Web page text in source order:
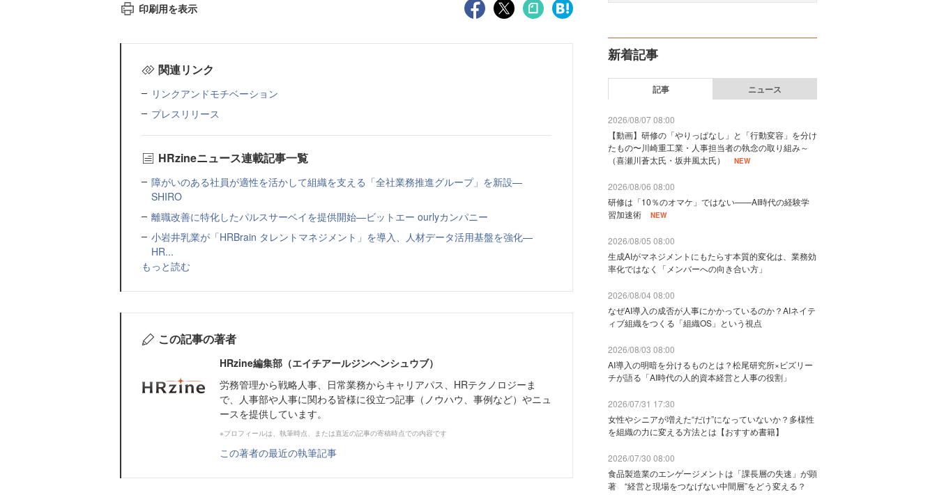
印刷用を表示
関連リンク
リンクアンドモチベーション
プレスリリース
HRzineニュース連載記事一覧
障がいのある社員が適性を活かして組織を支える「全社業務推進グループ」を新設—
SHIRO
離職改善に特化したパルスサーベイを提供開始—ビットエー ourlyカンパニー
小岩井乳業が「HRBrain タレントマネジメント」を導入、人材データ活用基盤を強化—
HR...
もっと読む
この記事の著者
HRzine編集部（エイチアールジンヘンシュウブ）
労務管理から戦略人事、日常業務からキャリアパス、HRテクノロジーま
で、人事部や人事に関わる皆様に役立つ記事（ノウハウ、事例など）やニュ
ースを提供しています。
※プロフィールは、執筆時点、または直近の記事の寄稿時点での内容です
この著者の最近の執筆記事
新着記事
記事 ニュース
2026/08/07 08:00
【動画】研修の「やりっぱなし」と「行動変容」を分け
たもの〜川崎重工業・人事担当者の執念の取り組み～
（喜瀬川蒼太氏・坂井風太氏）
NEW
2026/08/06 08:00
研修は「10％のオマケ」ではない——AI時代の経験学
習加速術
NEW
2026/08/05 08:00
生成AIがマネジメントにもたらす本質的変化は、業務効
率化ではなく「メンバーへの向き合い方」
2026/08/04 08:00
なぜAI導入の成否が人事にかかっているのか？AIネイテ
ィブ組織をつくる「組織OS」という視点
2026/08/03 08:00
AI導入の明暗を分けるものとは？松尾研究所×ビズリー
チが語る「AI時代の人的資本経営と人事の役割」
2026/07/31 17:30
女性やシニアが増えた“だけ”になっていないか？多様性
を組織の力に変える方法とは【おすすめ書籍】
2026/07/30 08:00
食品製造業のエンゲージメントは「課長層の失速」が顕
著 “経営と現場をつなげない中間層”をどう変える？